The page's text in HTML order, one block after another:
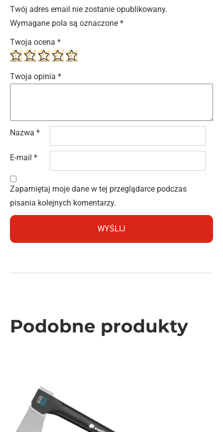
Twój adres email nie zostanie opublikowany.
Wymagane pola są oznaczone *
Twoja ocena *
Twoja opinia *
Nazwa *
E-mail *
Zapamiętaj moje dane w tej przeglądarce podczas
pisania kolejnych komentarzy.
Podobne produkty